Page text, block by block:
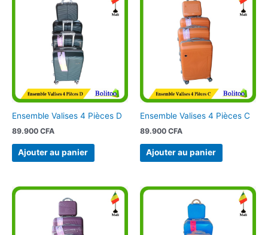
Ensemble Valises 4 Pièces D
89.900 CFA
Ajouter au panier
Ensemble Valises 4 Pièces C
89.900 CFA
Ajouter au panier